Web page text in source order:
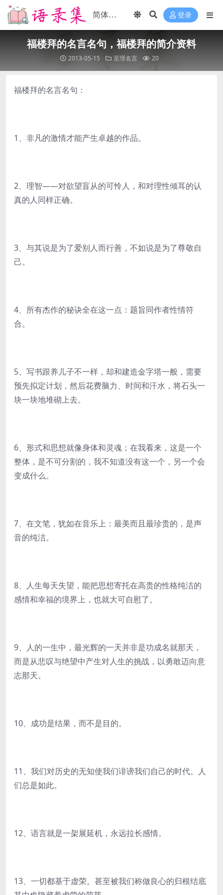
登录
福楼拜的名言名句，福楼拜的简介资料
2013-05-15 至理名言 20
福楼拜的名言名句：
1、非凡的激情才能产生卓越的作品。
2、理智——对欲望盲从的可怜人，和对理性倾耳的认
真的人同样正确。
3、与其说是为了爱别人而行善，不如说是为了尊敬自
己。
4、所有杰作的秘诀全在这一点：题旨同作者性情符
合。
5、写书跟养儿子不一样，却和建造金字塔一般，需要
预先拟定计划，然后花费脑力、时间和汗水，将石头一
块一块地堆砌上去。
6、形式和思想就像身体和灵魂；在我看来，这是一个
整体，是不可分割的，我不知道没有这一个，另一个会
变成什么。
7、在文笔，犹如在音乐上：最美而且最珍贵的，是声
音的纯洁。
8、人生每天失望，能把思想寄托在高贵的性格纯洁的
感情和幸福的境界上，也就大可自慰了。
9、人的一生中，最光辉的一天并非是功成名就那天，
而是从悲叹与绝望中产生对人生的挑战，以勇敢迈向意
志那天。
10、成功是结果，而不是目的。
11、我们对历史的无知使我们诽谤我们自己的时代。人
们总是如此。
12、语言就是一架展延机，永远拉长感情。
13、一切都基于虚荣。甚至被我们称做良心的归根结底